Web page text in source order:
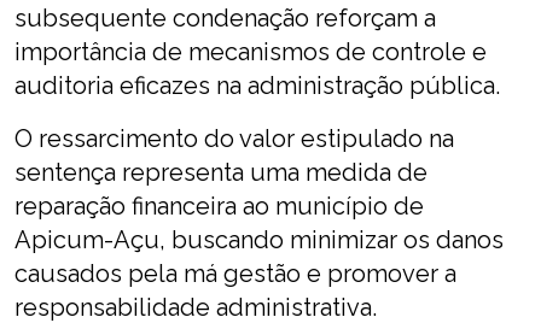
subsequente condenação reforçam a
importância de mecanismos de controle e
auditoria eficazes na administração pública.
O ressarcimento do valor estipulado na
sentença representa uma medida de
reparação financeira ao município de
Apicum-Açu, buscando minimizar os danos
causados pela má gestão e promover a
responsabilidade administrativa.